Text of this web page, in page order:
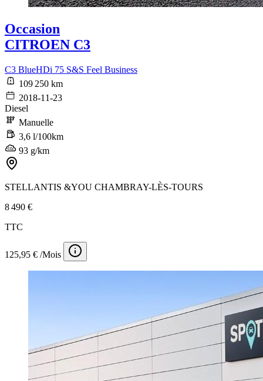
Occasion
CITROEN C3
C3 BlueHDi 75 S&S Feel Business
109 250 km
2018-11-23
Diesel
Manuelle
3,6 l/100km
93 g/km
STELLANTIS &YOU CHAMBRAY-LÈS-TOURS
8 490 €
TTC
125,95 € /Mois